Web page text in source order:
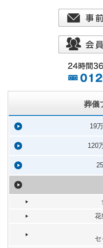
葬儀
19
120
花